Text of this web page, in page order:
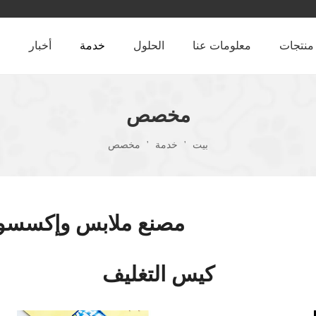
منتجات معلومات عنا الحلول خدمة أخبار
مخصص
بيت ' خدمة ' مخصص
مصنع ملابس
كيس التغليف